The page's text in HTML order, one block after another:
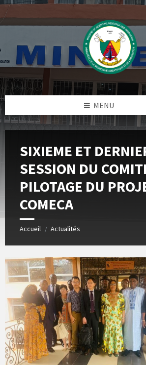
Skip
to
Skip
to
Skip
to
Skip
to
MENU
SIXIEME ET
SESSION DU
PILOTAGE DU
COMECA
Accueil / Actualités